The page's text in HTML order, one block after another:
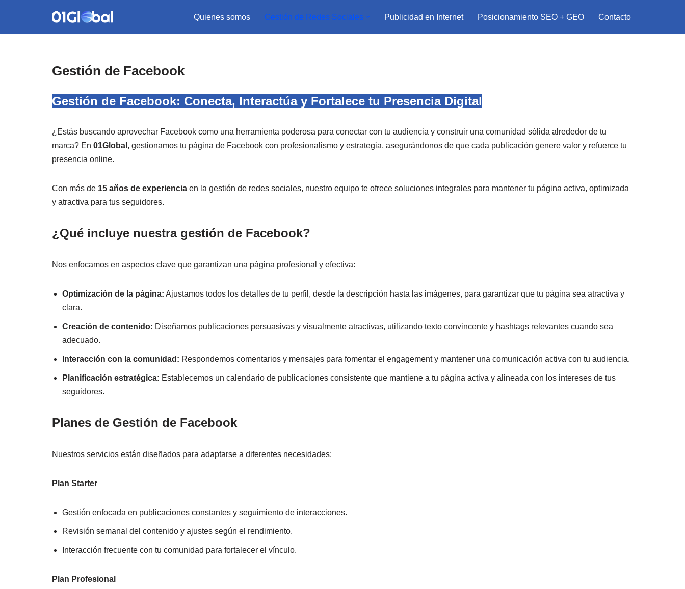
Quienes somos Gestión de Redes Sociales Publicidad en Internet Posicionamiento SEO + GEO Contacto
Gestión de Facebook
Gestión de Facebook: Conecta, Interactúa y Fortalece tu Presencia Digital
¿Estás buscando aprovechar Facebook como una herramienta poderosa para conectar con tu audiencia y construir una comunidad sólida alrededor de tu
marca? En 01Global , gestionamos tu página de Facebook con profesionalismo y estrategia, asegurándonos de que cada publicación genere valor y refuerce tu
presencia online.
Con más de 15 años de experiencia en la gestión de redes sociales, nuestro equipo te ofrece soluciones integrales para mantener tu página activa, optimizada
y atractiva para tus seguidores.
¿Qué incluye nuestra gestión de Facebook?
Nos enfocamos en aspectos clave que garantizan una página profesional y efectiva:
Optimización de la página: Ajustamos todos los detalles de tu perfil, desde la descripción hasta las imágenes, para garantizar que tu página sea atractiva y
clara.
Creación de contenido: Diseñamos publicaciones persuasivas y visualmente atractivas, utilizando texto convincente y hashtags relevantes cuando sea
adecuado.
Interacción con la comunidad: Respondemos comentarios y mensajes para fomentar el engagement y mantener una comunicación activa con tu audiencia.
Planificación estratégica: Establecemos un calendario de publicaciones consistente que mantiene a tu página activa y alineada con los intereses de tus
seguidores.
Planes de Gestión de Facebook
Nuestros servicios están diseñados para adaptarse a diferentes necesidades:
Plan Starter
Gestión enfocada en publicaciones constantes y seguimiento de interacciones.
Revisión semanal del contenido y ajustes según el rendimiento.
Interacción frecuente con tu comunidad para fortalecer el vínculo.
Plan Profesional